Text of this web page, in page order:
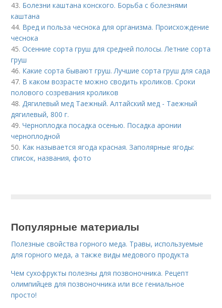
43. Болезни каштана конского. Борьба с болезнями
каштана
44. Вред и польза чеснока для организма. Происхождение
чеснока
45.Осенние сорта груш для средней полосы. Летние сорта
груш
46. Какие сорта бывают груш. Лучшие сорта груш для сада
47. В каком возрасте можно сводить кроликов. Сроки
полового созревания кроликов
48.Дягилевый мед Таежный. Алтайский мед - Таежный
дягилевый, 800 г.
49.Черноплодка посадка осенью. Посадка аронии
черноплодной
50. Как называется ягода красная. Заполярные ягоды:
список, названия, фото
Популярные материалы
Полезные свойства горного меда. Травы, используемые
для горного меда, а также виды медового продукта
Чем сухофрукты полезны для позвоночника. Рецепт
олимпийцев для позвоночника или все гениальное
просто!